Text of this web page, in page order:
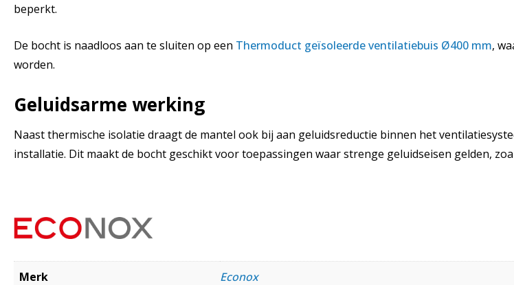
beperkt.
De bocht is naadloos aan te sluiten op een Thermoduct geïsoleerde ventilatiebuis Ø400 mm,
worden.
Geluidsarme werking
Naast thermische isolatie draagt de mantel ook bij aan geluidsreductie binnen het
installatie. Dit maakt de bocht geschikt voor toepassingen waar strenge geluidseisen gelden,
Merk Econox